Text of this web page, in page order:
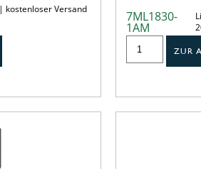
kostenloser Versand 7ML1830-
1AM
ZUR